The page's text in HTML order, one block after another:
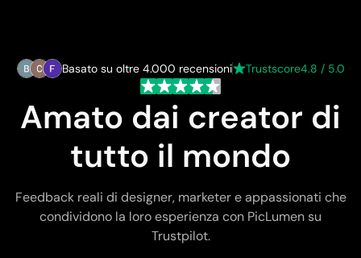
Basato su oltre 4.000 recensioni Trustscore4.8 / 5.0
Amato dai creator di
tutto il mondo
Feedback reali di designer, marketer e appassionati che
condividono la loro esperienza con PicLumen su
Trustpilot.